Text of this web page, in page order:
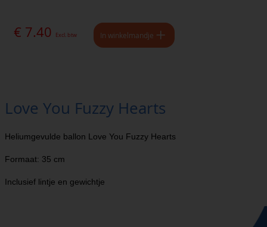
€ 7.40 Excl. btw In winkelmandje
Love You Fuzzy Hearts
Heliumgevulde ballon Love You Fuzzy Hearts
Formaat: 35 cm
Inclusief lintje en gewichtje